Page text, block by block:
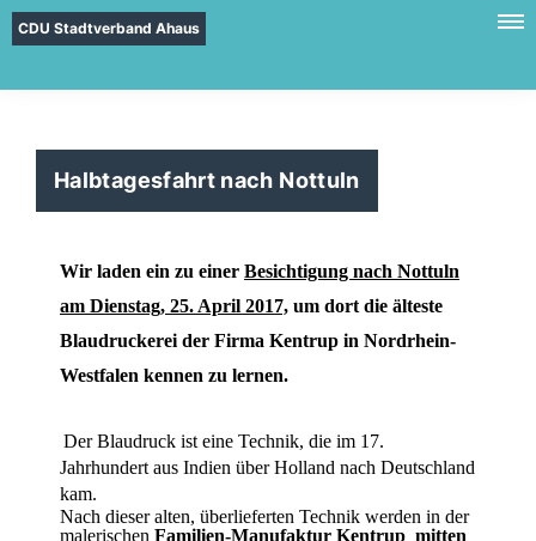
CDU Stadtverband Ahaus
Halbtagesfahrt nach Nottuln
Wir laden ein zu einer Besichtigung nach Nottuln
am Dienstag, 25. April 2017, um dort die älteste
Blaudruckerei der Firma Kentrup in Nordrhein-
Westfalen kennen zu lernen.
Der Blaudruck ist eine Technik, die im 17.
Jahrhundert aus Indien über Holland nach Deutschland
kam.
Nach dieser alten, überlieferten Technik werden in der
malerischen Familien-Manufaktur Kentrup mitten